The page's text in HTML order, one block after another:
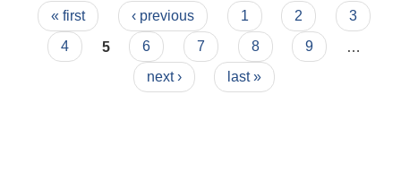
कार्यरत स्थायी कर्मचारीहरुको कार्य सम्पादन मूल्यांकन फाराम
Pages
« first ‹ previous 1 2
3
4
5 6 7 8 9
next ›
last »